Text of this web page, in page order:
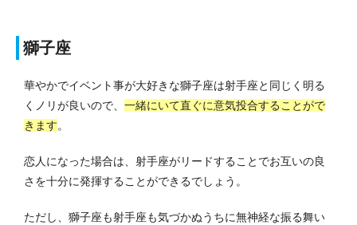
獅子座
華やかでイベント事が大好きな獅子座は射手座と同じく明る
くノリが良いので、 一緒にいて直ぐに意気投合することがで
きます。
恋人になった場合は、射手座がリードすることでお互いの良
さを十分に発揮することができるでしょう。
ただし、獅子座も射手座も気づかぬうちに無神経な振る舞い